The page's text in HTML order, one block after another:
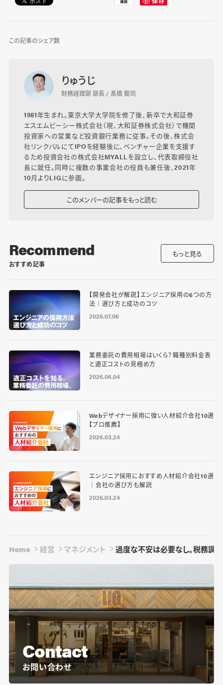
この記事のシェア数
りゅうじ
財務経理部 部長 / 髙橋 龍司
1981年生まれ。東京大学大学院を修了後、新卒で大和証券
エスエムビーシー株式会社（現、大和証券株式会社）で機関
投資家への営業など投資銀行業務に従事。その後、株式会
社リンクバルにてIPOを経験後に、ベンチャー企業を支援す
るため投資会社の株式会社MYALLを設立し、代表取締役社
長に就任。同時に複数の事業会社の役員も兼任後、2021年
10月よりLIGに参画。
このメンバーの記事をもっと読む
Recommend
おすすめ記事
もっと見る
【開発会社が解説】エンジニア採用の6つの方
法｜選び方と成功のコツ
2026.07.06
業務委託の費用相場はいくら？職種別料金表
と適正コストの見極め方
2026.06.04
Webデザイナー採用に強い人材紹介会社10選
【プロ推薦】
2026.03.24
エンジニア採用におすすめ人材紹介会社10選
｜会社の選び方も解説
2026.03.24
Home 経営 マネジメント 過度な不安は必要なし。税務調
Contact
お問い合わせ